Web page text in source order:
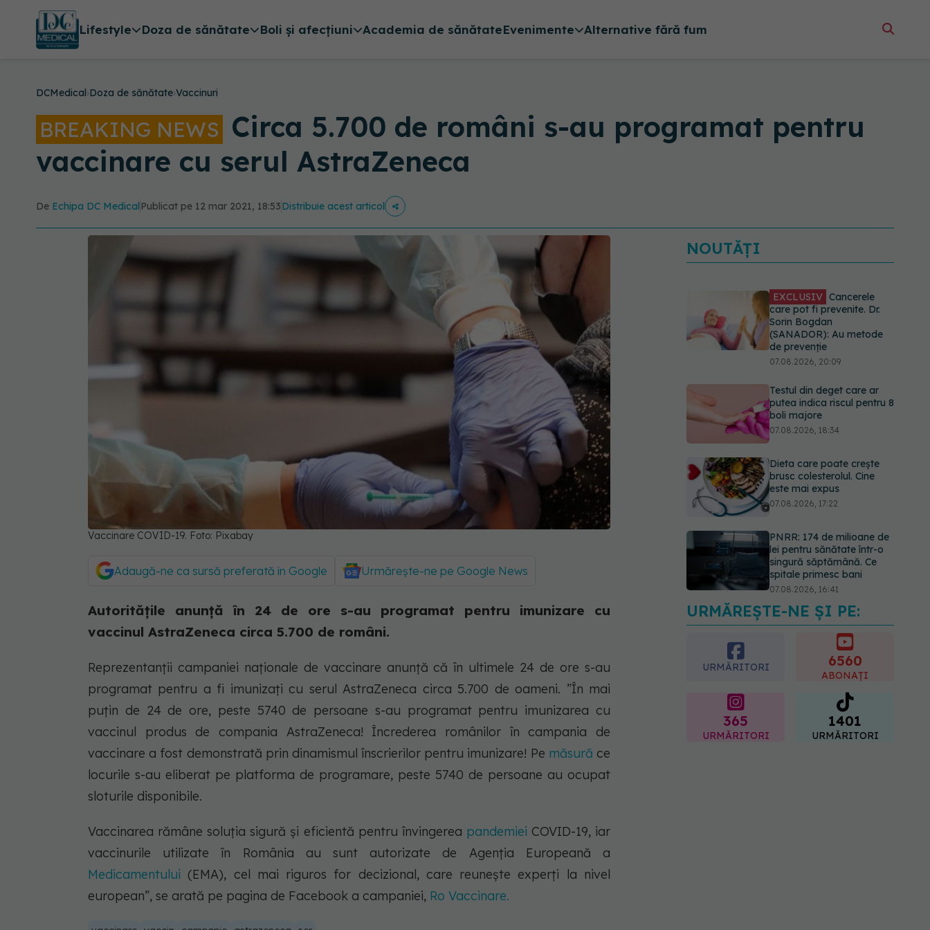
Lifestyle Doza de sănătate Boli și afecțiuni Academia de sănătateEvenimente Alternative fără fum
DCMedical›Doza de sănătate›Vaccinuri
BREAKING NEWS Circa 5.700 de români s-au programat pentru
vaccinare cu serul AstraZeneca
De Echipa DC Medical Publicat pe 12 mar 2021, 18:53Distribuie acest articol
Vaccinare COVID-19. Foto: Pixabay
Adaugă-ne ca sursă preferată în Google Urmărește-ne pe Google News
Autoritățile anunță în 24 de ore s-au programat pentru imunizare cu
vaccinul AstraZeneca circa 5.700 de români.
Reprezentanții campaniei naționale de vaccinare anunță că în ultimele 24 de ore s-au
programat pentru a fi imunizați cu serul AstraZeneca circa 5.700 de oameni. ”În mai
puțin de 24 de ore, peste 5740 de persoane s-au programat pentru imunizarea cu
vaccinul produs de compania AstraZeneca! Încrederea românilor în campania de
vaccinare a fost demonstrată prin dinamismul înscrierilor pentru imunizare! Pe măsură ce
locurile s-au eliberat pe platforma de programare, peste 5740 de persoane au ocupat
sloturile disponibile.
Vaccinarea rămâne soluția sigură și eficientă pentru învingerea pandemiei COVID-19, iar
vaccinurile utilizate în România au sunt autorizate de Agenția Europeană a
Medicamentului (EMA), cel mai riguros for decizional, care reunește experți la nivel
european”, se arată pe pagina de Facebook a campaniei, Ro Vaccinare.
NOUTĂȚI
EXCLUSIV Cancerele
care pot fi prevenite. Dr.
Sorin Bogdan
(SANADOR): Au metode
de prevenție
07.08.2026, 20:09
Testul din deget care ar
putea indica riscul pentru 8
boli majore
07.08.2026, 18:34
Dieta care poate crește
brusc colesterolul. Cine
este mai expus
07.08.2026, 17:22
PNRR: 174 de milioane de
lei pentru sănătate într-o
singură săptămână. Ce
spitale primesc bani
07.08.2026, 16:41
Ce spune culoarea ta
preferată despre vârsta
pe care o ai. Care este
"codul cromatic" al
URMĂREȘTE-NE ȘI PE:
URMĂRITORI 6560
ABONAȚI
365
URMĂRITORI
1401
URMĂRITORI